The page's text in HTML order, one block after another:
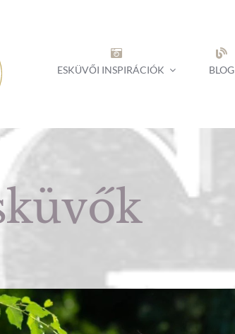
ESKÜVŐI INSPIRÁCIÓK BLOG